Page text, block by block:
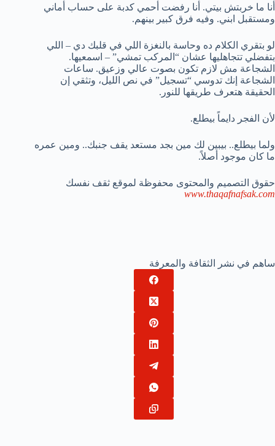
أنا ما خربتش بيتي. أنا رفضت أحمي كدبة على حساب أماني
ومستقبل ابني. وفيه فرق كبير بينهم.
لو بتقري الكلام ده وحاسة بالنغزة اللي في قلبك دي – اللي
بتفضلي تتجاهليها عشان “المركب تمشي” – اسمعيها.
الشجاعة مش لازم تكون بصوت عالي وزعيق. ساعات
الشجاعة إنك تدوسي “تسجيل” في نص الليل، وتثقي إن
الحقيقة هتعرف طريقها للنور.
لأن الفجر دايماً بيطلع.
ولما بيطلع.. بيبين لك مين بجد مستعد يقف جنبك.. ومين عمره
ما كان موجود أصلاً.
حقوق التصميم والمحتوى محفوظة لموقع ثقف نفسك
www.thaqafnafsak.com
ساهم في نشر الثقافة والمعرفة